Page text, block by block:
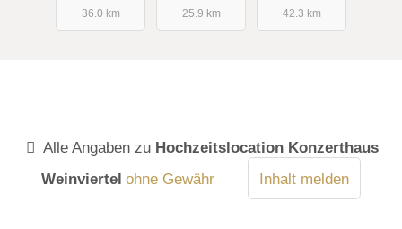
36.0 km
25.9 km
42.3 km
Alle Angaben zu Hochzeitslocation Konzerthaus
Weinviertel ohne Gewähr Inhalt melden